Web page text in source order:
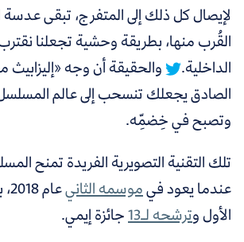
لإيصال كل ذلك إلى المتفرج،تبقى عدسة
القُرب منها، بطريقة وحشية تجعلنا
الداخلية.
والحقيقة أن وجه «إليزابيث
الصادق يجعلك تنسحب إلى عالم المسلسل
وتصبح في خِضمِّه.
تلك التقنية التصويرية الفريدة تمنح
عندما يعود فيموسمه الثاني
الأول وترشحه لـ13 جائزة إيمي.